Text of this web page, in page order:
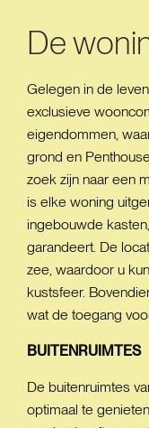
De
Gelegen in de
exclusieve
eigendommen,
grond en
zoek zijn naar een
is elke woning
ingebouwde
garandeert. De
zee, waardoor u
kustsfeer.
wat de toegang
BUITENRUIMTES
De buitenruimtes
optimaal te